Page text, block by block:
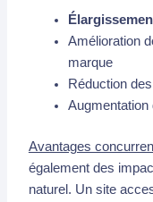
Amélioration
marque
Réduction
Augmentation
Avantages
également des
naturel. Un site